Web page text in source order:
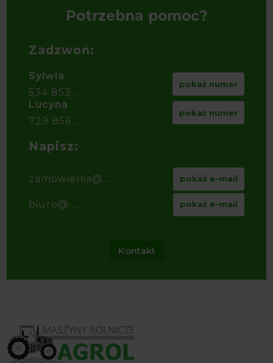
Potrzebna pomoc?
Zadzwoń:
Sylwia
534 853 ...
pokaż numer
Lucyna
729 856 ...
pokaż numer
Napisz:
zamowienia@ ... pokaż e-mail
biuro@ ... pokaż e-mail
Kontakt